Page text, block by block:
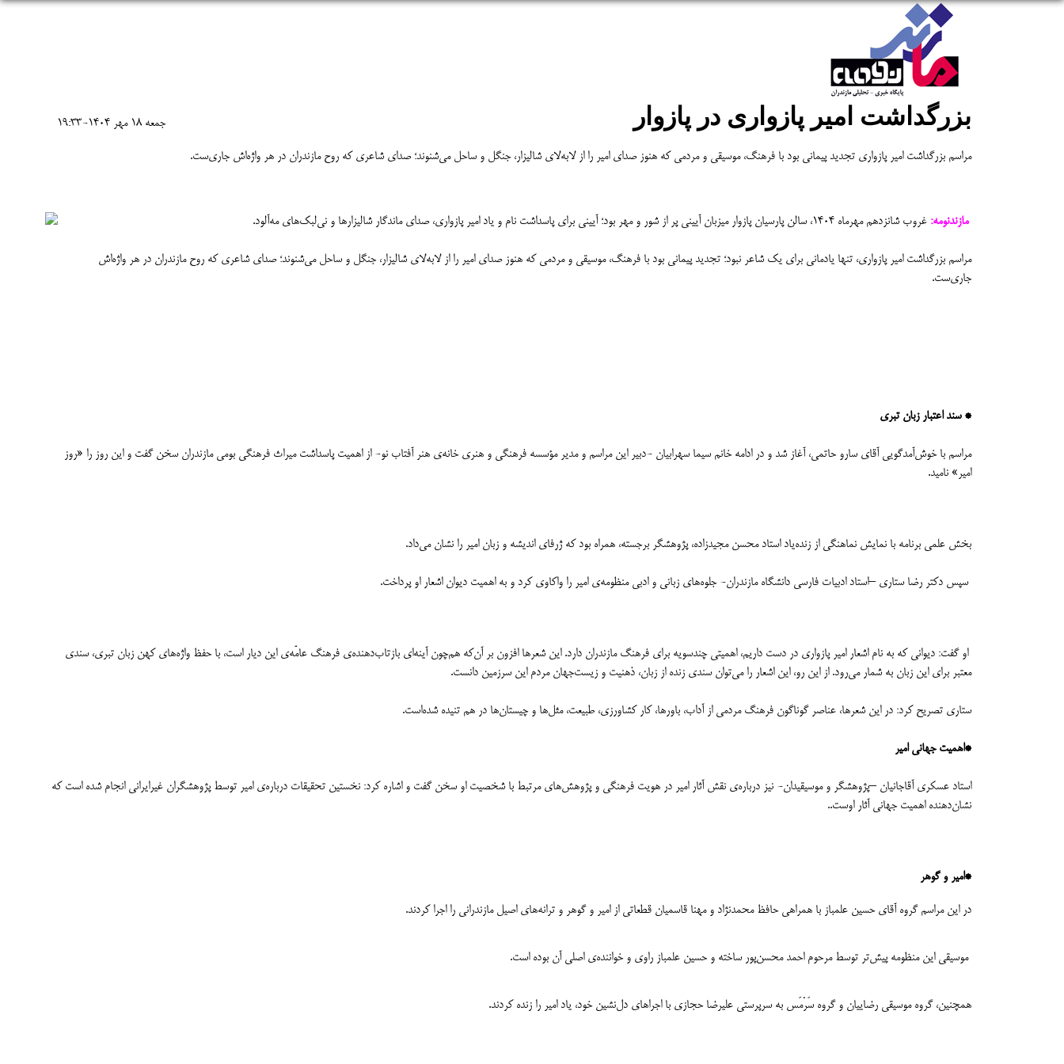
جمعه 18 مهر 1404-19:33 بزرگداشت امیر پازواری در پازوار
مراسم بزرگداشت امیر پازواری تجدید پیمانی بود با فرهنگ، موسیقی و مردمی که هنوز صدای امیر را از لابه‌لای شالیزار، جنگل و ساحل می‌شنوند؛ صدای شاعری که روح مازندران در هر واژه‌اش جاری‌ست.
مازندنومه: غروب شانزدهم مهرماه ۱۴۰۴، سالن پارسیان پازوار میزبان آیینی پر از شور و مهر بود؛ آیینی برای پاسداشت نام و یاد امیر پازواری، صدای ماندگار شالیزارها و نی‌لبک‌های مه‌آلود.
مراسم بزرگداشت امیر پازواری، تنها یادمانی برای یک شاعر نبود؛ تجدید پیمانی بود با فرهنگ، موسیقی و مردمی که هنوز صدای امیر را از لابه‌لای شالیزار، جنگل و ساحل می‌شنوند؛ صدای شاعری که روح مازندران در هر واژه‌اش
جاری‌ست.
* سند اعتبار زبان تبری
مراسم با خوش‌آمدگویی آقای سارو حاتمی، آغاز شد و در ادامه خانم سیما سهرابیان -دبیر این مراسم و مدیر مؤسسه فرهنگی و هنری خانه‌ی هنر آفتاب نو- از اهمیت پاسداشت میراث فرهنگی بومی مازندران سخن گفت و این روز را «روز
امیر» نامید.
بخش علمی برنامه با نمایش نماهنگی از زنده‌یاد استاد محسن مجیدزاده، پژوهشگر برجسته، همراه بود که ژرفای اندیشه و زبان امیر را نشان می‌داد.
سپس دکتر رضا ستاری –استاد ادبیات فارسی دانشگاه مازندران- جلوه‌های زبانی و ادبی منظومه‌ی امیر را واکاوی کرد و به اهمیت دیوان اشعار او پرداخت.
او گفت: دیوانی که به نام اشعار امیر پازواری در دست داریم، اهمیتی چندسویه برای فرهنگ مازندران دارد. این شعرها افزون بر آن‌که هم‌چون آینه‌ای بازتاب‌دهنده‌ی فرهنگ عامّه‌ی این دیار است، با حفظ واژه‌های کهن زبان تبری، سندی
معتبر برای این زبان به شمار می‌رود. از این رو، این اشعار را می‌توان سندی زنده از زبان، ذهنیت و زیست‌جهان مردم این سرزمین دانست.
ستاری تصریح کرد: در این شعرها، عناصر گوناگون فرهنگ مردمی از آداب، باورها، کار کشاورزی، طبیعت، مثل‌ها و چیستان‌ها در هم تنیده شده‌‌است.
*اهمیت جهانی امیر
استاد عسکری آقاجانیان –پژوهشگر و موسیقیدان- نیز درباره‌ی نقش آثار امیر در هویت فرهنگی و پژوهش‌های مرتبط با شخصیت او سخن گفت و اشاره کرد: نخستین تحقیقات درباره‌ی امیر توسط پژوهشگران غیرایرانی انجام شده است که
نشان‌دهنده اهمیت جهانی آثار اوست..
*امیر و گوهر
در این مراسم گروه آقای حسین علمباز با همراهی حافظ محمدنژاد و مهنا قاسمیان قطعاتی از امیر و گوهر و ترانه‌های اصیل مازندرانی را اجرا کردند.
موسیقی این منظومه پیش‌تر توسط مرحوم احمد محسن‌پور ساخته و حسین علمباز راوی و خواننده‌ی اصلی آن بوده است.
همچنین، گروه موسیقی رضاییان و گروه سَرْمَس به سرپرستی علیرضا حجازی با اجراهای دل‌نشین خود، یاد امیر را زنده کردند.